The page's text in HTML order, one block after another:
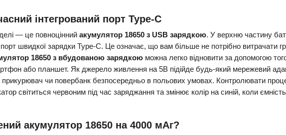
інтегрований порт Type-C
— це повноцінний акумулятор 18650 з USB зарядкою. У верхню частину
швидкої зарядки Type-C. Це означає, що вам більше не потрібно витрачати
18650 з вбудованою зарядкою можна легко відновити за допомогою
або планшет. Як джерело живлення на 5В підійде будь-який мережевий
чи повербанк безпосередньо в польових умовах. Контролювати
світиться червоним під час заряджання та змінює колір на синій, коли ємність
акумулятор 18650 на 4000 мАг?